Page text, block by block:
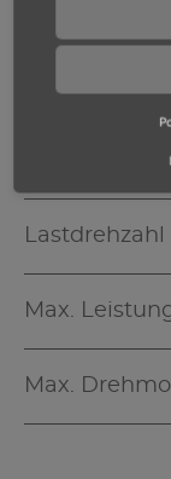
Max.
Bei
Lastdrehzahl
Max.
Max.